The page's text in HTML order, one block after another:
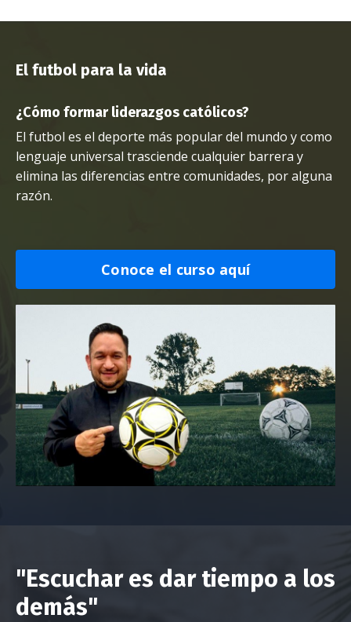
El futbol para la vida
¿Cómo formar liderazgos católicos?
El futbol es el deporte más popular del mundo y como
lenguaje universal trasciende cualquier barrera y
elimina las diferencias entre comunidades, por alguna
razón.
Conoce el curso aquí
"Escuchar es dar tiempo a los
demás"